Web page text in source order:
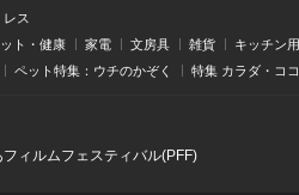
レス
ト・健康 家電 文房具 雑貨 キッチン
ペット特集：ウチのかぞく 特集 カラダ・コ
フィルムフェスティバル(PFF)